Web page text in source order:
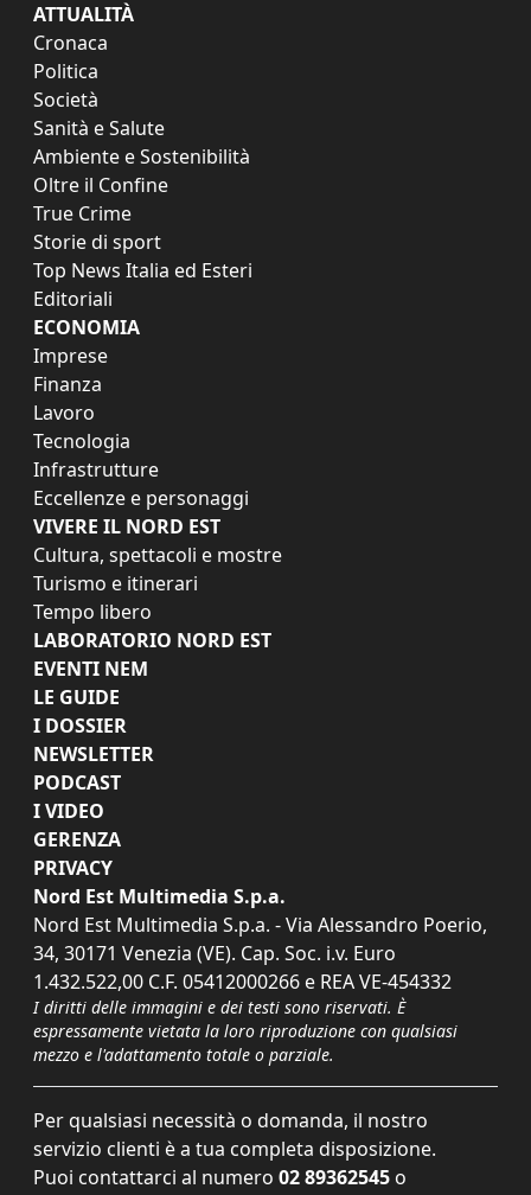
ATTUALITÀ
Cronaca
Politica
Società
Sanità e Salute
Ambiente e Sostenibilità
Oltre il Confine
True Crime
Storie di sport
Top News Italia ed Esteri
Editoriali
ECONOMIA
Imprese
Finanza
Lavoro
Tecnologia
Infrastrutture
Eccellenze e personaggi
VIVERE IL NORD EST
Cultura, spettacoli e mostre
Turismo e itinerari
Tempo libero
LABORATORIO NORD EST
EVENTI NEM
LE GUIDE
I DOSSIER
NEWSLETTER
PODCAST
I VIDEO
GERENZA
PRIVACY
Nord Est Multimedia S.p.a.
Nord Est Multimedia S.p.a. - Via Alessandro Poerio,
34, 30171 Venezia (VE). Cap. Soc. i.v. Euro
1.432.522,00 C.F. 05412000266 e REA VE-454332
I diritti delle immagini e dei testi sono riservati. È
espressamente vietata la loro riproduzione con qualsiasi
mezzo e l'adattamento totale o parziale.
Per qualsiasi necessità o domanda, il nostro
servizio clienti è a tua completa disposizione.
Puoi contattarci al numero 02 89362545 o